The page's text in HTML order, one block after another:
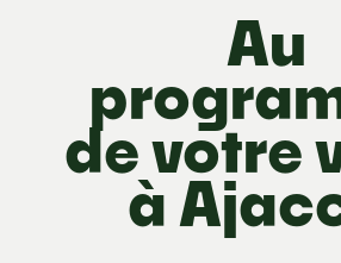
Au
de votre
à